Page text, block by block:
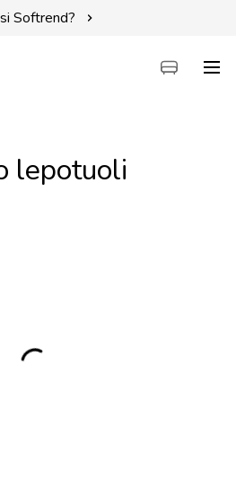
Softrend?
lepotuoli